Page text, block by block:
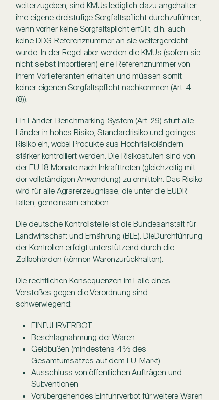
weiterzugeben, sind KMUs lediglich dazu angehalten
ihre eigene dreistufige Sorgfaltspflicht durchzuführen,
wenn vorher keine Sorgfaltsplicht erfüllt, d.h. auch
keine DDS-Referenznummer an sie weitergereicht
wurde. In der Regel aber werden die KMUs (sofern sie
nicht selbst importieren) eine Referenznummer von
ihrem Vorlieferanten erhalten und müssen somit
keiner eigenen Sorgfaltspflicht nachkommen (Art. 4
(8)).
Ein Länder-Benchmarking-System (Art. 29) stuft alle
Länder in hohes Risiko, Standardrisiko und geringes
Risiko ein, wobei Produkte aus Hochrisikoländern
stärker kontrolliert werden. Die Risikostufen sind von
der EU 18 Monate nach Inkrafttreten (gleichzeitig mit
der vollständigen Anwendung) zu ermitteln. Das Risiko
wird für alle Agrarerzeugnisse, die unter die EUDR
fallen, gemeinsam erhoben.
Die deutsche Kontrollstelle ist die Bundesanstalt für
Landwirtschaft und Ernährung (BLE). DieDurchführung
der Kontrollen erfolgt unterstützend durch die
Zollbehörden (können Warenzurückhalten).
Die rechtlichen Konsequenzen im Falle eines
Verstoßes gegen die Verordnung sind
schwerwiegend:
EINFUHRVERBOT
Beschlagnahmung der Waren
Geldbußen (mindestens 4% des
Gesamtumsatzes auf dem EU-Markt)
Ausschluss von öffentlichen Aufträgen und
Subventionen
Vorübergehendes Einfuhrverbot für weitere Waren